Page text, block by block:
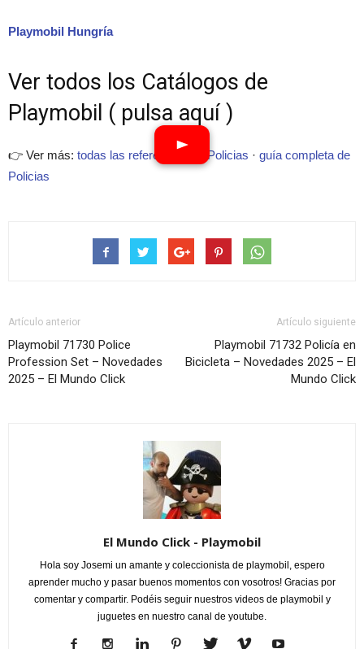
Playmobil Hungría
Ver todos los Catálogos de
Playmobil ( pulsa aquí )
👉 Ver más: todas las referencias de Policias · guía completa de
Policias
Artículo anterior
Playmobil 71730 Police
Profession Set – Novedades
2025 – El Mundo Click
Artículo siguiente
Playmobil 71732 Policía en
Bicicleta – Novedades 2025 – El
Mundo Click
El Mundo Click - Playmobil
Hola soy Josemi un amante y coleccionista de playmobil, espero
aprender mucho y pasar buenos momentos con vosotros! Gracias por
comentar y compartir. Podéis seguir nuestros videos de playmobil y
juguetes en nuestro canal de youtube.